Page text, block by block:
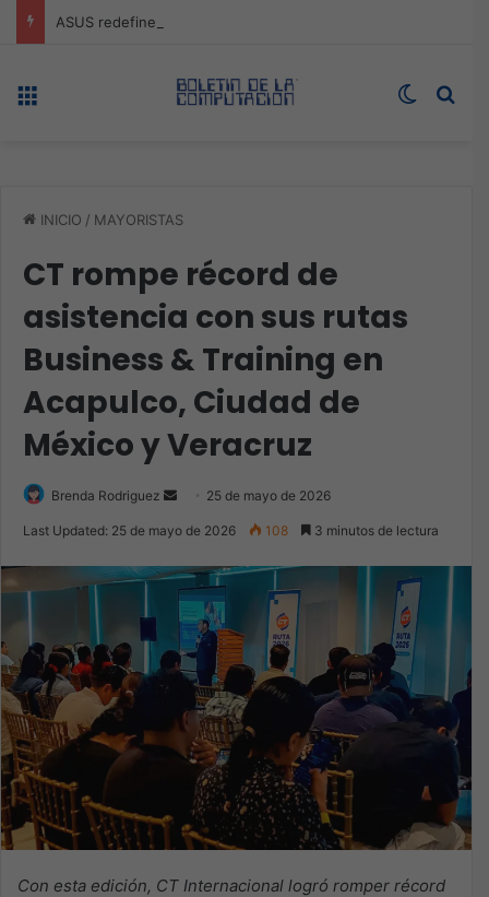
Switch
INICIO / MAYORISTAS
CT rompe récord de
asistencia con sus rutas
Business & Training en
Acapulco, Ciudad de
México y Veracruz
Brenda Rodriguez
Send 25 de mayo de 2026
Last Updated: 25 de mayo de 2026 108 3 minutos de lectura
Con esta edición, CT Internacional logró romper récord